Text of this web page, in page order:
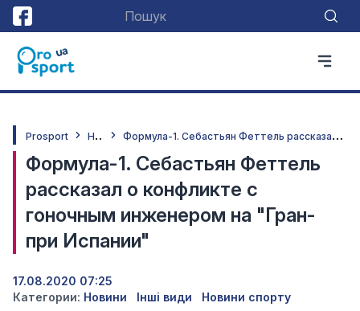
Prosport Н
овини Ф
ормула-1. Себастьян Феттель рассказал о конфликте с гоночным инженером на "Гран-при Испании"
Формула-1. Себастьян Феттель
рассказал о конфликте с
гоночным инженером на "Гран-
при Испании"
17.08.2020 07:25
Категории: Новини Інші види Новини спорту